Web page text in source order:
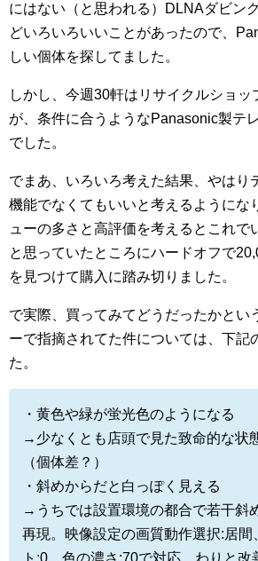
にはない（と思われる）DLNAダビン
どいろいろいいことがあったので、
しい個体を探してました。
しかし、今週30軒はリサイクルショッ
が、条件に合うようなPanasonic製テ
でした。
でまあ、いろいろ考えた結果、やはり
機能でなくてもいいと考えるようにな
ューの多さと高評価を考えるとこれで
と思っていたところにハードオフで
を見つけて購入に踏み切りました。
で実際、買ってみてどうだったかとい
ーで指摘されてた件については、下記
た。
・黄色や緑が蛍光色のようになる
→少なくとも店頭で見た致命的な状
（個体差？）
・斜めからだと白っぽく見える
→うちでは設置環境の都合で若干斜
再現。映像設定の画質動作選択:居間
ト:0、色の濃さ:70で対応。わりと改